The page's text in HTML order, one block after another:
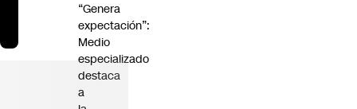
“Genera
expectación”:
Medio
especializado
destaca
a